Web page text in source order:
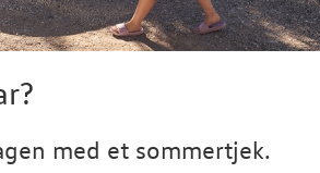
med et sommertjek.